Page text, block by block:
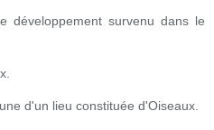
développement survenu dans le
d'un lieu constituée d'Oiseaux.